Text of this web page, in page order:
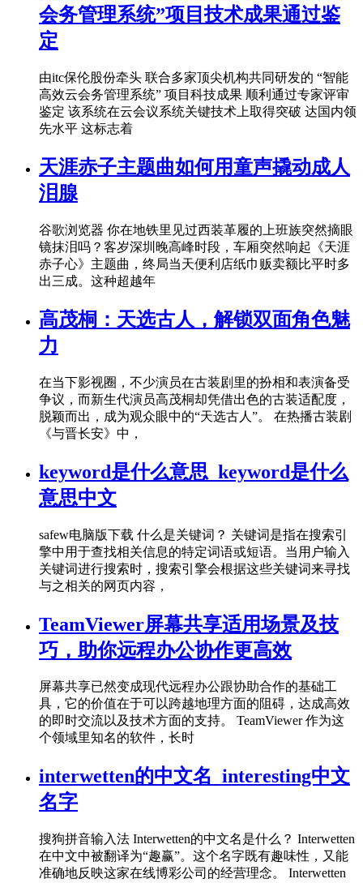
会务管理系统”项目技术成果通过鉴
定
由itc保伦股份牵头 联合多家顶尖机构共同研发的 “智能
高效云会务管理系统” 项目科技成果 顺利通过专家评审
鉴定 该系统在云会议系统关键技术上取得突破 达国内领
先水平 这标志着
天涯赤子主题曲如何用童声撬动成人
泪腺
谷歌浏览器 你在地铁里见过西装革履的上班族突然摘眼
镜抹泪吗？客岁深圳晚高峰时段，车厢突然响起《天涯
赤子心》主题曲，终局当天便利店纸巾贩卖额比平时多
出三成。这种超越年
高茂桐：天选古人，解锁双面角色魅
力
在当下影视圈，不少演员在古装剧里的扮相和表演备受
争议，而新生代演员高茂桐却凭借出色的古装适配度，
脱颖而出，成为观众眼中的“天选古人”。 在热播古装剧
《与晋长安》中，
keyword是什么意思_keyword是什么
意思中文
safew电脑版下载 什么是关键词？ 关键词是指在搜索引
擎中用于查找相关信息的特定词语或短语。当用户输入
关键词进行搜索时，搜索引擎会根据这些关键词来寻找
与之相关的网页内容，
TeamViewer屏幕共享适用场景及技
巧，助你远程办公协作更高效
屏幕共享已然变成现代远程办公跟协助合作的基础工
具，它的价值在于可以跨越地理方面的阻碍，达成高效
的即时交流以及技术方面的支持。 TeamViewer 作为这
个领域里知名的软件，长时
interwetten的中文名_interesting中文
名字
搜狗拼音输入法 Interwetten的中文名是什么？ Interwetten
在中文中被翻译为“趣赢”。这个名字既有趣味性，又能
准确地反映这家在线博彩公司的经营理念。 Interwetten